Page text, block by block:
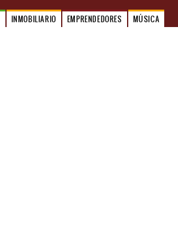
INMOBILIARIO EMPRENDEDORES MÚSICA